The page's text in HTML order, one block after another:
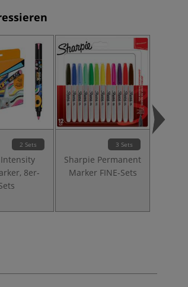
2 Sets
8er-
3 Sets
Sharpie Permanent
Marker FINE-Sets